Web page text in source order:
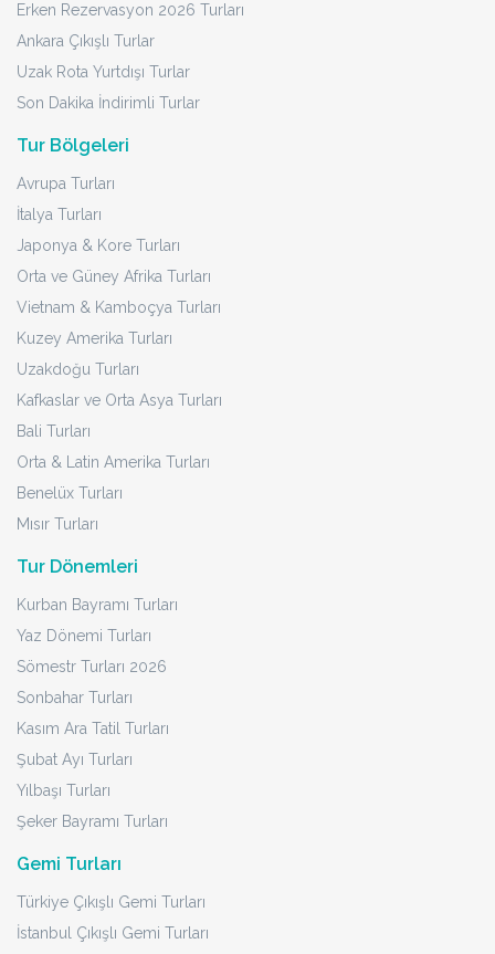
Erken Rezervasyon 2026 Turları
Ankara Çıkışlı Turlar
Uzak Rota Yurtdışı Turlar
Son Dakika İndirimli Turlar
Tur Bölgeleri
Avrupa Turları
İtalya Turları
Japonya & Kore Turları
Orta ve Güney Afrika Turları
Vietnam & Kamboçya Turları
Kuzey Amerika Turları
Uzakdoğu Turları
Kafkaslar ve Orta Asya Turları
Bali Turları
Orta & Latin Amerika Turları
Benelüx Turları
Mısır Turları
Tur Dönemleri
Kurban Bayramı Turları
Yaz Dönemi Turları
Sömestr Turları 2026
Sonbahar Turları
Kasım Ara Tatil Turları
Şubat Ayı Turları
Yılbaşı Turları
Şeker Bayramı Turları
Gemi Turları
Türkiye Çıkışlı Gemi Turları
İstanbul Çıkışlı Gemi Turları